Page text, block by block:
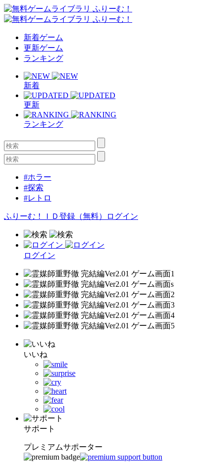
新着ゲーム
更新ゲーム
ランキング
新着
更新
ランキング
#ホラー
#探索
#レトロ
ふりーむ！ＩＤ登録（無料） ログイン
ログイン
いいね
サポート
プレミアムサポーター